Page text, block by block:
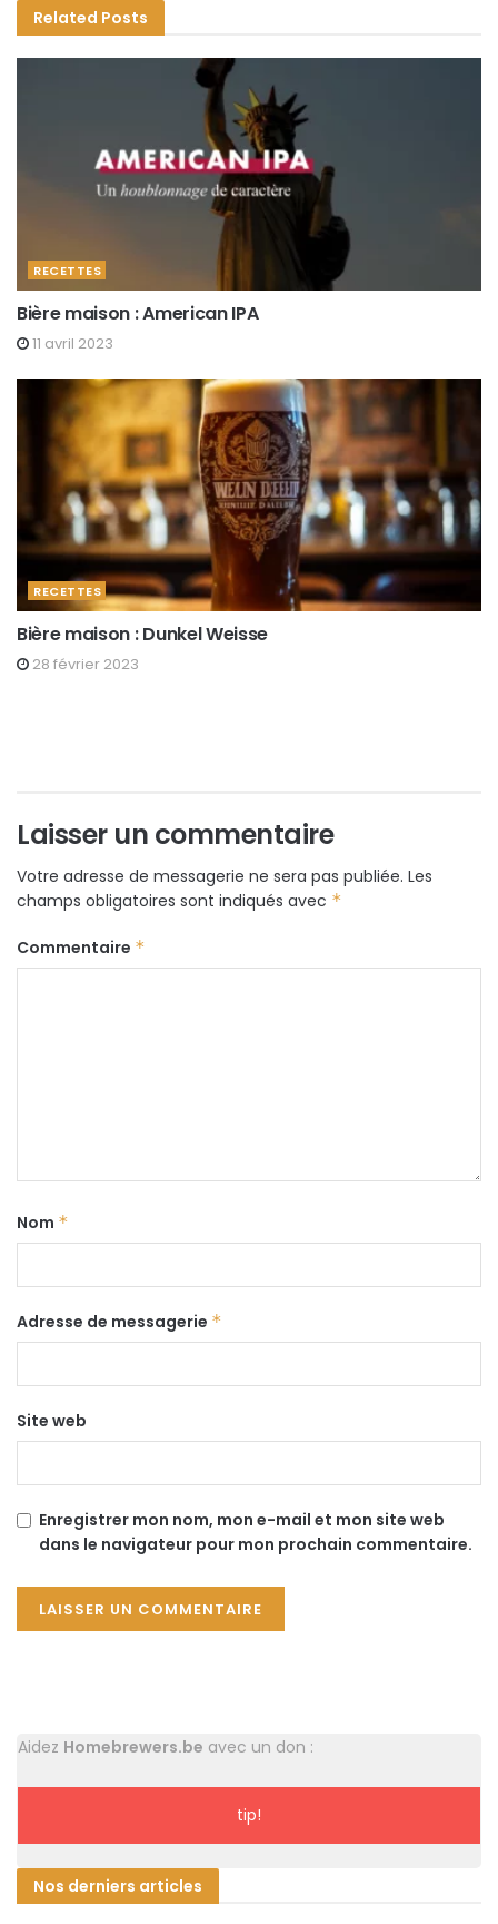
Related Posts
RECETTES
Bière maison : American IPA
11 avril 2023
RECETTES
Bière maison : Dunkel Weisse
28 février 2023
Laisser un commentaire
Votre adresse de messagerie ne sera pas publiée. Les
champs obligatoires sont indiqués avec *
Commentaire *
Nom *
Adresse de messagerie *
Site web
Enregistrer mon nom, mon e-mail et mon site web
dans le navigateur pour mon prochain commentaire.
Aidez Homebrewers.be avec un don :
tip!
Nos derniers articles